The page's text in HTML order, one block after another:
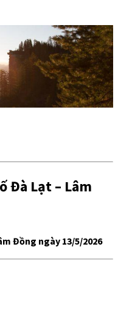
Đà Lạt – Lâm
Đồng ngày 13/5/2026